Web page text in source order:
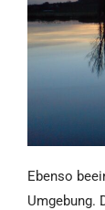
Ebenso
Umgebung.